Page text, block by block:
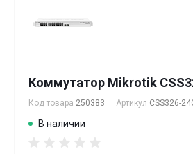
Коммутатор Mikrotik
Код товара 250383 Артикул CSS326-
В наличии